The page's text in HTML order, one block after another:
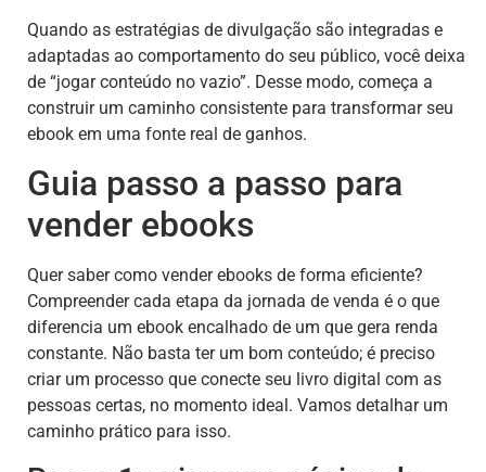
Quando as estratégias de divulgação são integradas e
adaptadas ao comportamento do seu público, você deixa
de “jogar conteúdo no vazio”. Desse modo, começa a
construir um caminho consistente para transformar seu
ebook em uma fonte real de ganhos.
Guia passo a passo para
vender ebooks
Quer saber como vender ebooks de forma eficiente?
Compreender cada etapa da jornada de venda é o que
diferencia um ebook encalhado de um que gera renda
constante. Não basta ter um bom conteúdo; é preciso
criar um processo que conecte seu livro digital com as
pessoas certas, no momento ideal. Vamos detalhar um
caminho prático para isso.